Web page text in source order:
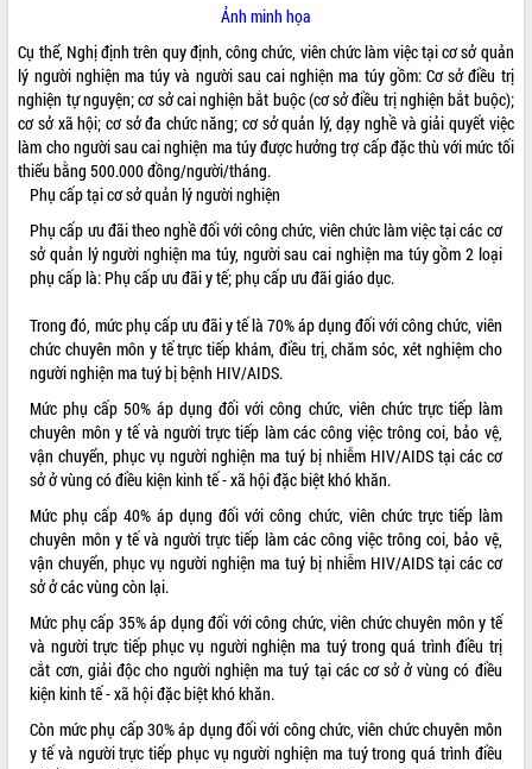
HỆ THỐNG VĂN BẢN
VĂN BẢN HĐND TỈNH
ĐIỂM TIN VĂN BẢN
QUY HOẠCH - KẾ HOẠCH
VIDEO
Không có file video nào để phát.
Ảnh minh họa
Cụ thể, Nghị định trên quy định, công chức, viên chức làm việc tại cơ sở quản
lý người nghiện ma túy và người sau cai nghiện ma túy gồm: Cơ sở điều trị
nghiện tự nguyện; cơ sở cai nghiện bắt buộc (cơ sở điều trị nghiện bắt buộc);
cơ sở xã hội; cơ sở đa chức năng; cơ sở quản lý, dạy nghề và giải quyết việc
làm cho người sau cai nghiện ma túy được hưởng trợ cấp đặc thù với mức tối
thiểu bằng 500.000 đồng/người/tháng.
Phụ cấp tại cơ sở quản lý người nghiện
Phụ cấp ưu đãi theo nghề đối với công chức, viên chức làm việc tại các cơ
sở quản lý người nghiện ma túy, người sau cai nghiện ma túy gồm 2 loại
phụ cấp là: Phụ cấp ưu đãi y tế; phụ cấp ưu đãi giáo dục.
Trong đó, mức phụ cấp ưu đãi y tế là 70% áp dụng đối với công chức, viên
chức chuyên môn y tế trực tiếp khám, điều trị, chăm sóc, xét nghiệm cho
người nghiện ma tuý bị bệnh HIV/AIDS.
Mức phụ cấp 50% áp dụng đối với công chức, viên chức trực tiếp làm
chuyên môn y tế và người trực tiếp làm các công việc trông coi, bảo vệ,
vận chuyển, phục vụ người nghiện ma tuý bị nhiễm HIV/AIDS tại các cơ
sở ở vùng có điều kiện kinh tế - xã hội đặc biệt khó khăn.
Mức phụ cấp 40% áp dụng đối với công chức, viên chức trực tiếp làm
chuyên môn y tế và người trực tiếp làm các công việc trông coi, bảo vệ,
vận chuyển, phục vụ người nghiện ma tuý bị nhiễm HIV/AIDS tại các cơ
sở ở các vùng còn lại.
Mức phụ cấp 35% áp dụng đối với công chức, viên chức chuyên môn y tế
và người trực tiếp phục vụ người nghiện ma tuý trong quá trình điều trị
cắt cơn, giải độc cho người nghiện ma tuý tại các cơ sở ở vùng có điều
kiện kinh tế - xã hội đặc biệt khó khăn.
Còn mức phụ cấp 30% áp dụng đối với công chức, viên chức chuyên môn
y tế và người trực tiếp phục vụ người nghiện ma tuý trong quá trình điều